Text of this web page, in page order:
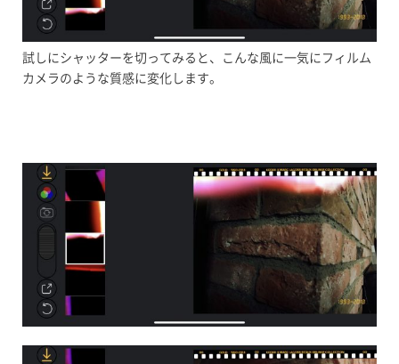
試しにシャッターを切ってみると、こんな風に一気にフィルム
カメラのような質感に変化します。